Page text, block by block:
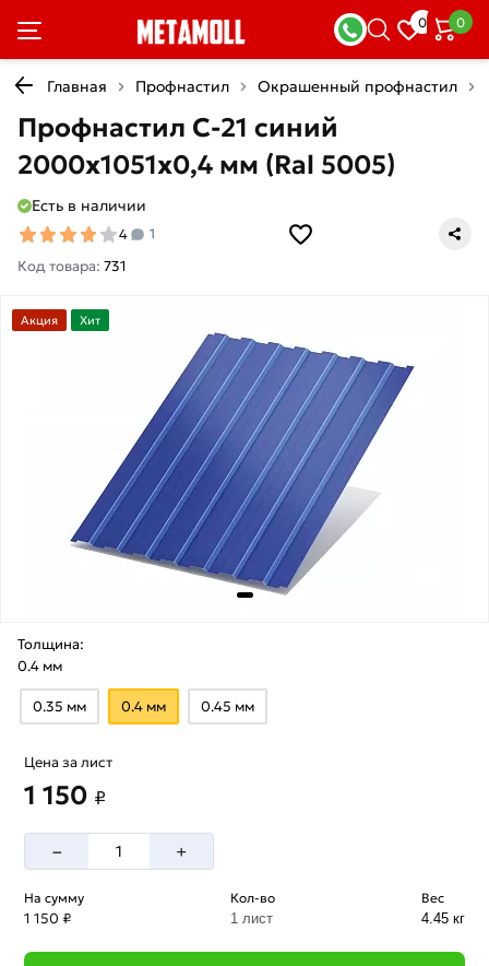
0 0
Главная Профнастил Окрашенный профнастил
Профнастил С-21 синий
2000х1051х0,4 мм (Ral 5005)
Есть в наличии
4 1
Код товара: 731
Акция Хит
Толщина:
0.4 мм
0.35 мм 0.4 мм 0.45 мм
Цена за лист
1 150 ₽
– +
На сумму
1 150 ₽
Кол-во
1 лист
Вес
4.45 кг